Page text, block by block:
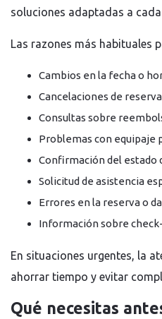
soluciones adaptadas a
Las razones más habituales
Cambios en la fecha o
Cancelaciones de
Consultas sobre
Problemas con equipaje
Confirmación del estado
Solicitud de asistencia
Errores en la reserva o
Información sobre
En situaciones urgentes, la
ahorrar tiempo y evitar
Qué necesitas